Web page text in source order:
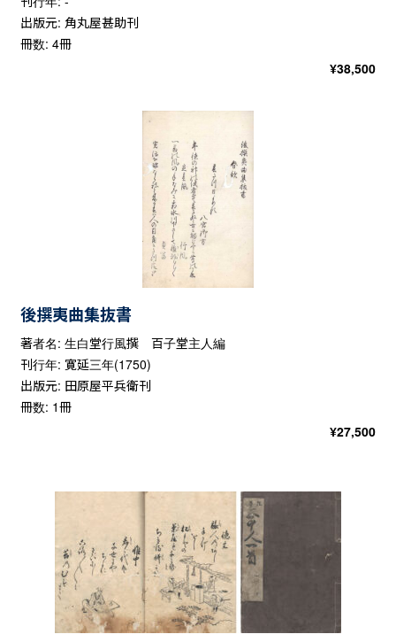
出版元: 角丸屋甚助刊
冊数: 4冊
¥38,500
後撰夷曲集抜書
著者名: 生白堂行風撰 百子堂主人編
刊行年: 寛延三年(1750)
出版元: 田原屋平兵衛刊
冊数: 1冊
¥27,500